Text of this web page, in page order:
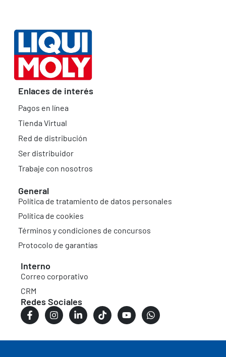
Enlaces de interés
Pagos en línea
Tienda Virtual
Red de distribución
Ser distribuidor
Trabaje con nosotros
General
Política de tratamiento de datos personales
Política de cookies
Términos y condiciones de concursos
Protocolo de garantías
Interno
Correo corporativo
CRM
Redes Sociales